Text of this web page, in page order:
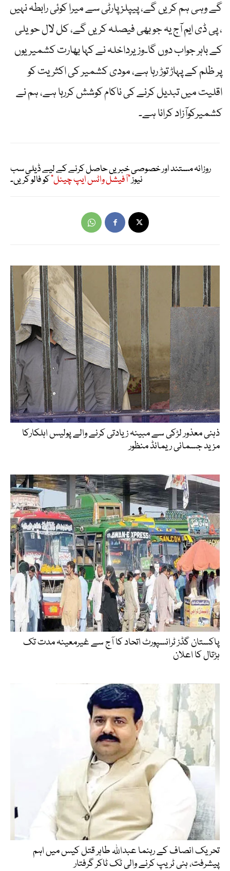
گے وہی ہم کریں گے، پیپلز پارٹی سے میرا کوئی رابطہ نہیں
، پی ڈی ایم آج یہ جو بھی فیصلہ کریں گے، کل لال حویلی
کے باہر جواب دوں گا۔وزیرداخلہ نے کہا بھارت کشمیریوں
پر ظلم کے پہاڑ توڑ رہا ہے، مودی کشمیر کی اکثریت کو
اقلیت میں تبدیل کرنے کی ناکام کوشش کررہا ہے، ہم نے
کشمیرکوآزاد کرانا ہے۔
روزانہ مستند اور خصوصی خبریں حاصل کرنے کے لیے ڈیلی سب
نیوز"آفیشل واٹس ایپ چینل"کو فالو کریں۔
ذہنی معذور لڑکی سے مبینہ زیادتی کرنے والے پولیس اہلکارکا
مزید جسمانی ریمانڈ منظور
پاکستان گڈز ٹرانسپورٹ اتحاد کا آج سے غیرمعینہ مدت تک
ہڑتال کا اعلان
تحریک انصاف کے رہنما عبداللہ طاہر قتل کیس میں اہم
پیشرفت، ہنی ٹریپ کرنے والی ٹک ٹاکر گرفتار